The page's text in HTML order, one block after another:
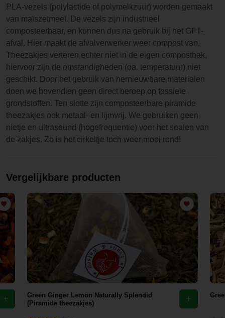
PLA-vezels (polylactide of polymelkzuur) worden gemaakt
van maïszetmeel. De vezels zijn industrieel
composteerbaar, en kunnen dus na gebruik bij het GFT-
afval. Hier maakt de afvalverwerker weer compost van.
Theezakjes verteren echter niet in de eigen compostbak,
hiervoor zijn de omstandigheden (oa. temperatuur) niet
geschikt. Door het gebruik van hernieuwbare materialen
doen we bovendien geen direct beroep op fossiele
grondstoffen. Ten slotte zijn composteerbare piramide
theezakjes ook metaal- en lijmvrij. We gebruiken geen
nietje en ultrasound (hogefrequentie) voor het sealen van
de zakjes. Zo is het cirkeltje toch weer mooi rond!
Vergelijkbare producten
Green Ginger Lemon Naturally Splendid
(Piramide theezakjes)